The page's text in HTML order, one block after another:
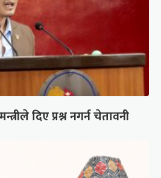
दिए प्रश्न नगर्न चेतावनी